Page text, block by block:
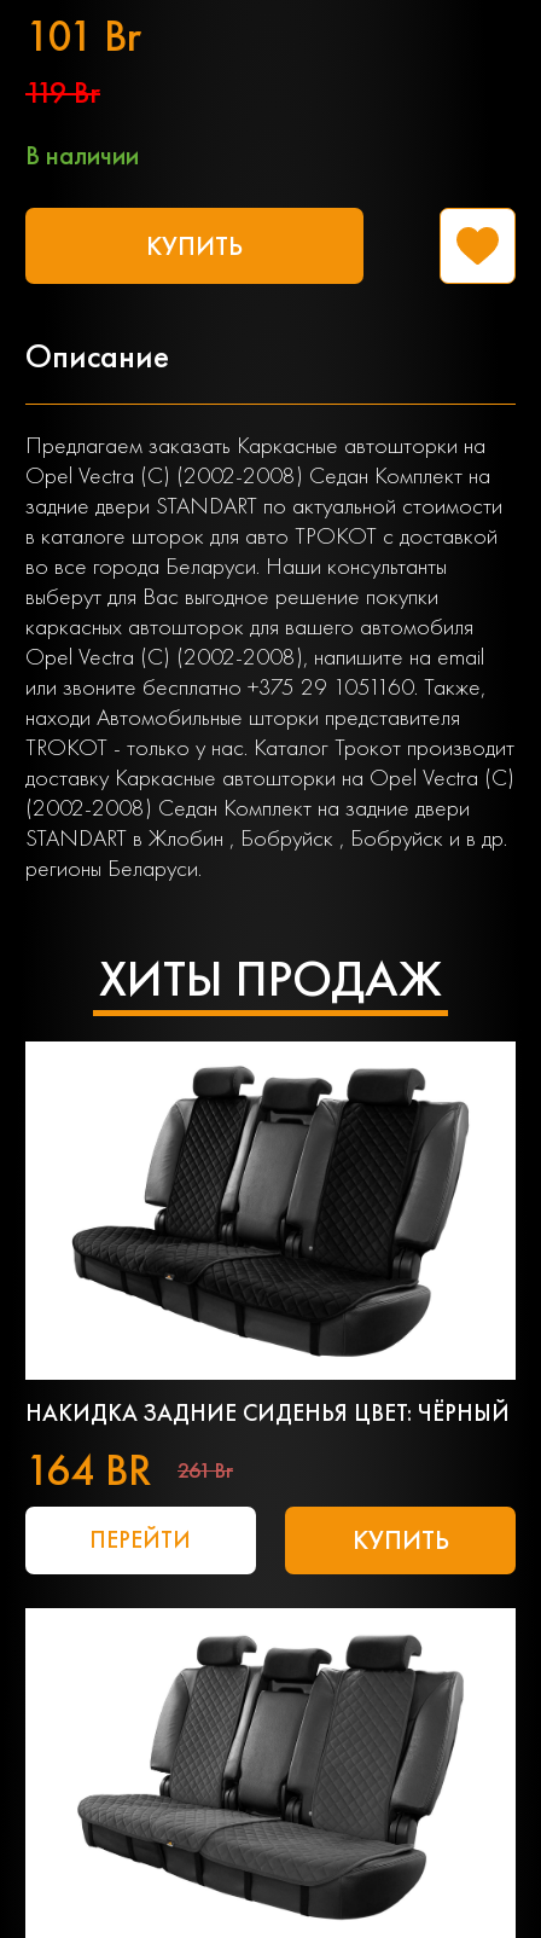
101 Br
119 Br
В наличии
КУПИТЬ
Описание
Предлагаем заказать Каркасные автошторки на
Opel Vectra (C) (2002-2008) Седан Комплект на
задние двери STANDART по актуальной стоимости
в каталоге шторок для авто ТРОКОТ с доставкой
во все города Беларуси. Наши консультанты
выберут для Вас выгодное решение покупки
каркасных автошторок для вашего автомобиля
Opel Vectra (C) (2002-2008), напишите на email
или звоните бесплатно +375 29 1051160. Также,
находи Автомобильные шторки представителя
TROKOT - только у нас. Каталог Трокот производит
доставку Каркасные автошторки на Opel Vectra (C)
(2002-2008) Седан Комплект на задние двери
STANDART в Жлобин , Бобруйск , Бобруйск и в др.
регионы Беларуси.
ХИТЫ ПРОДАЖ
НАКИДКА ЗАДНИЕ СИДЕНЬЯ ЦВЕТ: ЧЁРНЫЙ
164 BR 261 Br
ПЕРЕЙТИ КУПИТЬ